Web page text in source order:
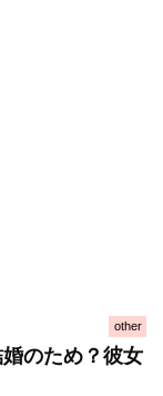
other
のため？彼女